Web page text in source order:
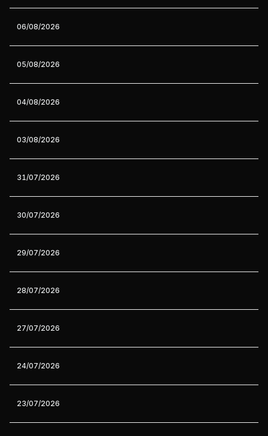
06/08/2026
05/08/2026
04/08/2026
03/08/2026
31/07/2026
30/07/2026
29/07/2026
28/07/2026
27/07/2026
24/07/2026
23/07/2026